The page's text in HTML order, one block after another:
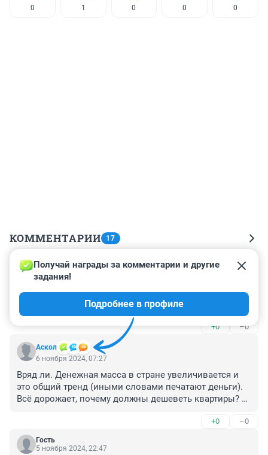
0 1 0 0 0
КОММЕНТАРИИ 17
Гость
6 ноября 2024, 10:12
В России никогда и ничего не дешевеет, тем более
недвижимость. Колебания цен +/-10% - это ни о чём.
+0 –0
Аскол
Получай награды за комментарии и другие
задания!
Подробнее в профиле
6 ноября 2024, 07:27
Вряд ли. Денежная масса в стране увеличивается и
это общий тренд (иными словами печатают деньги).
Всё дорожает, почему должны дешеветь квартиры?
востребованности места.
+0 –0
Гость
5 ноября 2024, 22:47